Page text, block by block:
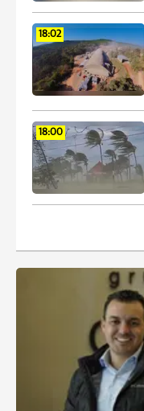
18:02
18:00